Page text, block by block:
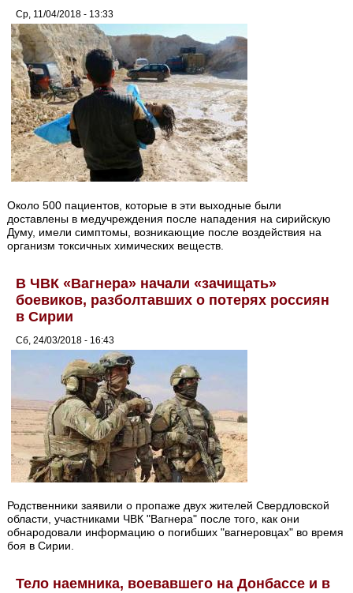
Ср, 11/04/2018 - 13:33
Около 500 пациентов, которые в эти выходные были
доставлены в медучреждения после нападения на сирийскую
Думу, имели симптомы, возникающие после воздействия на
организм токсичных химических веществ.
В ЧВК «Вагнера» начали «зачищать»
боевиков, разболтавших о потерях россиян
в Сирии
Сб, 24/03/2018 - 16:43
Родственники заявили о пропаже двух жителей Свердловской
области, участниками ЧВК "Вагнера" после того, как они
обнародовали информацию о погибших "вагнеровцах" во время
боя в Сирии.
Тело наемника, воевавшего на Донбассе и в